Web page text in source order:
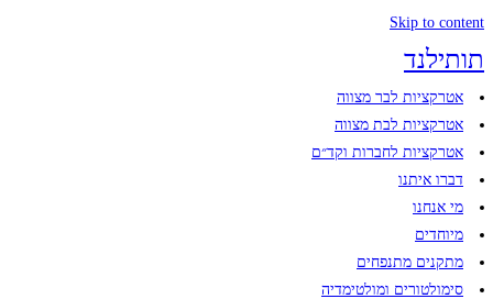
Skip to content
תותילנד
אטרקציות לבר מצווה
אטרקציות לבת מצווה
אטרקציות לחברות וקד״ם
דברו איתנו
מי אנחנו
מיוחדים
מתקנים מתנפחים​
סימולטורים ומולטימדיה​